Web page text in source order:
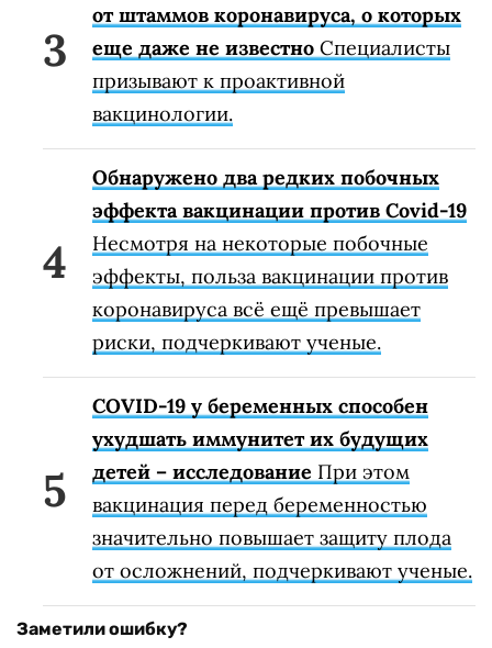
от штаммов коронавируса, о которых
еще даже не известно Специалисты
призывают к проактивной
вакцинологии.
Обнаружено два редких побочных
эффекта вакцинации против Covid-19
Несмотря на некоторые побочные
эффекты, польза вакцинации против
коронавируса всё ещё превышает
риски, подчеркивают ученые.
COVID-19 у беременных способен
ухудшать иммунитет их будущих
детей – исследование При этом
вакцинация перед беременностью
значительно повышает защиту плода
от осложнений, подчеркивают ученые.
Заметили ошибку?